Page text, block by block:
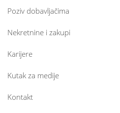
Poziv dobavljačima
Nekretnine i zakupi
Karijere
Kutak za medije
Kontakt